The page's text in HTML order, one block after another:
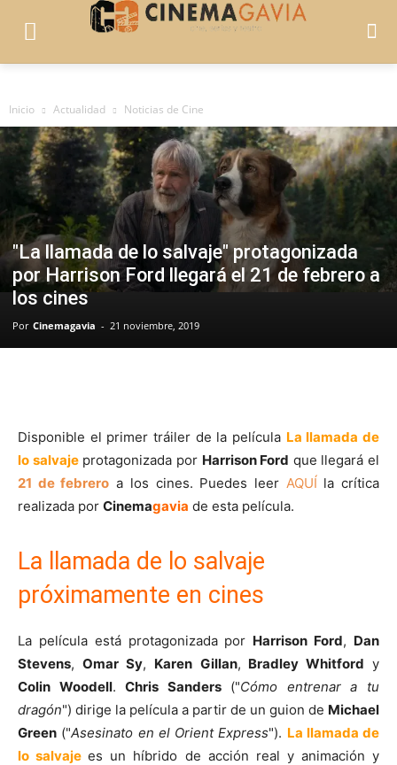
Inicio Actualidad Noticias de Cine
"La llamada de lo salvaje" protagonizada
por Harrison Ford llegará el 21 de febrero a
los cines
Por Cinemagavia - 21 noviembre, 2019
Disponible el primer tráiler de la película La llamada de
lo salvajeprotagonizada por Harrison Ford que llegará el
21 de febrero a los cines. Puedes leer AQUÍ la crítica
realizada por Cinemagavia de esta película.
La llamada de lo salvaje
próximamente en cines
La película está protagonizada por Harrison Ford, Dan
Stevens,Omar Sy, Karen Gillan, Bradley Whitford y
Colin Woodell.Chris Sanders("Cómo entrenar a tu
dragón") dirige la película a partir de un guion de Michael
Green ("Asesinato en el Orient Express"). La llamada de
lo salvajees un híbrido de acción real y animación y